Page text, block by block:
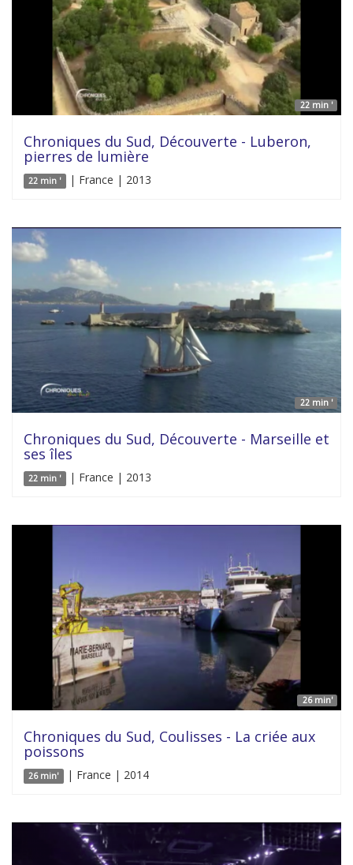
22 min '
Chroniques du Sud, Découverte - Luberon,
pierres de lumière
22 min ' | France | 2013
22 min '
Chroniques du Sud, Découverte - Marseille et
ses îles
22 min ' | France | 2013
26 min'
Chroniques du Sud, Coulisses - La criée aux
poissons
26 min' | France | 2014